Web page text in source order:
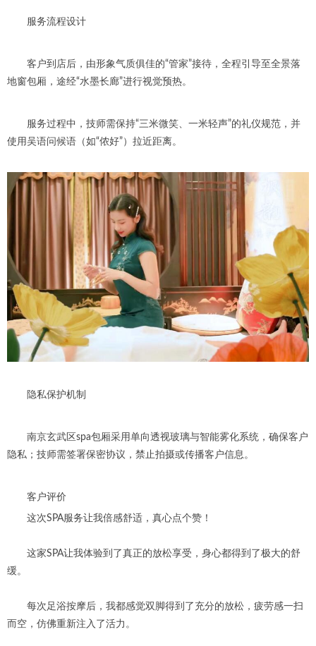
服务流程设计
客户到店后，由形象气质俱佳的“管家”接待，全程引导至全景落
地窗包厢，途经“水墨长廊”进行视觉预热。
服务过程中，技师需保持“三米微笑、一米轻声”的礼仪规范，并
使用吴语问候语（如“侬好”）拉近距离。
隐私保护机制
南京玄武区spa包厢采用单向透视玻璃与智能雾化系统，确保客户
隐私；技师需签署保密协议，禁止拍摄或传播客户信息。
客户评价
这次SPA服务让我倍感舒适，真心点个赞！
这家SPA让我体验到了真正的放松享受，身心都得到了极大的舒
缓。
每次足浴按摩后，我都感觉双脚得到了充分的放松，疲劳感一扫
而空，仿佛重新注入了活力。